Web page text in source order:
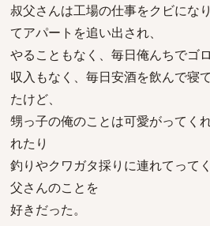
叔父さんは工場の仕事をクビにな
てアパートを追い出され、
やることもなく、毎日俺んちでゴ
収入もなく、毎日安酒を飲んで寝
たけど、
甥っ子の俺のことは可愛がってく
れたり
釣りやクワガタ採りに連れてって
父さんのことを
好きだった。